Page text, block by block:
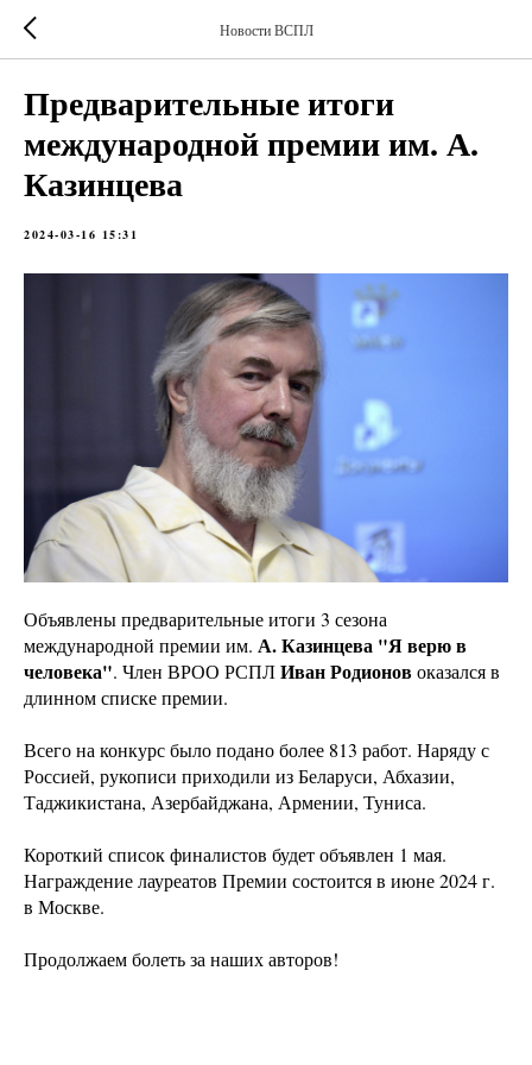
Новости ВСПЛ
Предварительные итоги
международной премии им. А.
Казинцева
2024-03-16 15:31
Объявлены предварительные итоги 3 сезона
международной премии им. А. Казинцева "Я верю в
человека". Член ВРОО РСПЛИван Родионовоказался в
длинном списке премии.
Всего на конкурс было подано более 813 работ. Наряду с
Россией, рукописи приходили из Беларуси, Абхазии,
Таджикистана, Азербайджана, Армении, Туниса.
Короткий список финалистов будет объявлен 1 мая.
Награждение лауреатов Премии состоится в июне 2024 г.
в Москве.
Продолжаем болеть за наших авторов!